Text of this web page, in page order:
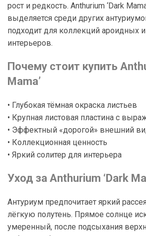
рост и редкость. Anthurium ‘Dark
выделяется среди других
подходит для коллекций ароидных
интерьеров.
Почему стоит купить
Mama’
• Глубокая тёмная окраска листьев
• Крупная листовая пластина с
• Эффектный «дорогой» внешний
• Коллекционная ценность
• Яркий солитер для интерьера
Уход за Anthurium ‘Dark
Антуриум предпочитает яркий
лёгкую полутень. Прямое солнце
умеренный, после подсыхания